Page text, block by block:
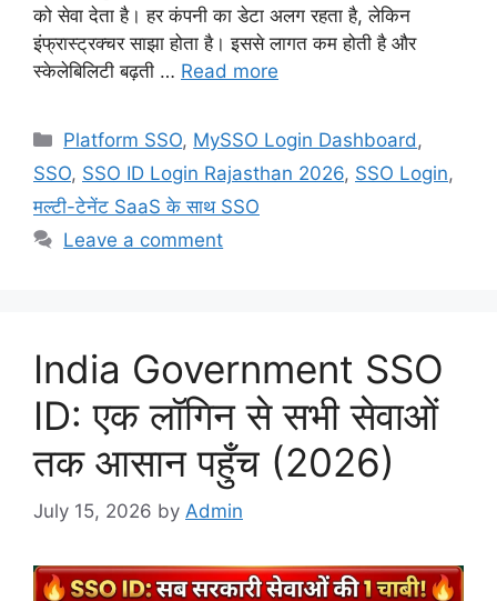
को सेवा देता है। हर कंपनी का डेटा अलग रहता है, लेकिन
इंफ्रास्ट्रक्चर साझा होता है। इससे लागत कम होती है और
स्केलेबिलिटी बढ़ती … Read more
Categories
Platform SSO, MySSO Login Dashboard ,
SSO, SSO ID Login Rajasthan 2026, SSO Login,
मल्टी-टेनेंट SaaS के साथ SSO
Leave a comment
India Government SSO
ID: एक लॉगिन से सभी सेवाओं
तक आसान पहुँच (2026)
July 15, 2026 by Admin